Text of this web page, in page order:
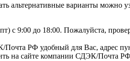
альтернативные варианты можно
с 9:00 до 18:00. Пожалуйста,
Почта РФ удобный для Вас, адрес
на сайте компании СДЭК/Почта